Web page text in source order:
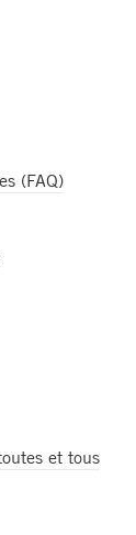
(FAQ)
et tous